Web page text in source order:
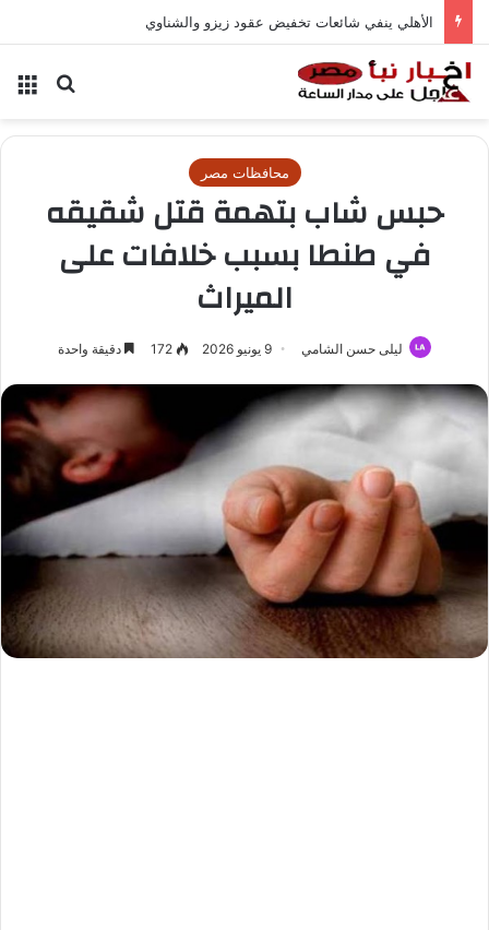
الأهلي ينفي شائعات تخفيض عقود زيزو والشناوي
بحث
محافظات مصر
حبس شاب بتهمة قتل شقيقه
في طنطا بسبب خلافات على
الميراث
ليلى حسن الشامي 9 يونيو 2026 172 دقيقة واحدة